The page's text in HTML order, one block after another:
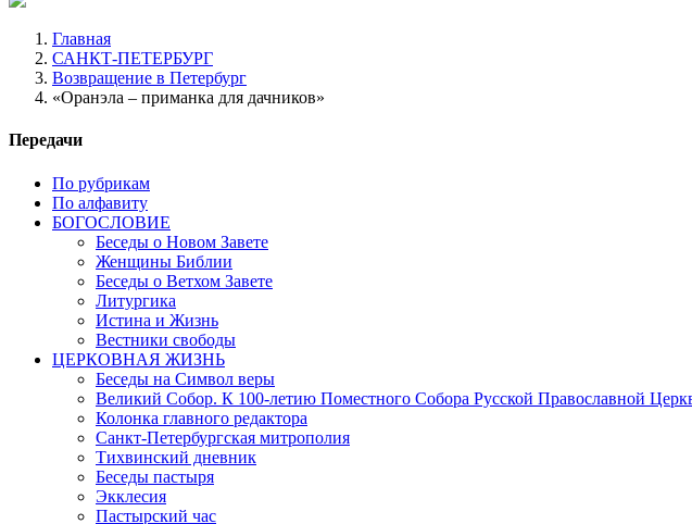
Главная
САНКТ-ПЕТЕРБУРГ
Возвращение в Петербург
«Оранэла – приманка для дачников»
Передачи
По рубрикам
По алфавиту
БОГОСЛОВИЕ
Беседы о Новом Завете
Женщины Библии
Беседы о Ветхом Завете
Литургика
Истина и Жизнь
Вестники свободы
ЦЕРКОВНАЯ ЖИЗНЬ
Беседы на Символ веры
Великий Собор. К 100-летию Поместного Собора Русской Православной
Колонка главного редактора
Санкт-Петербургская митрополия
Тихвинский дневник
Беседы пастыря
Экклесия
Пастырский час